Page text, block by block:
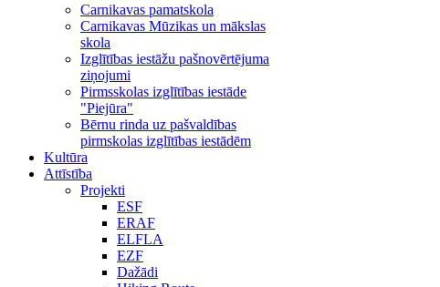
Carnikavas pamatskola
Carnikavas Mūzikas un mākslas
skola
Izglītības iestāžu pašnovērtējuma
ziņojumi
Pirmsskolas izglītības iestāde
"Piejūra"
Bērnu rinda uz pašvaldības
pirmskolas izglītības iestādēm
Kultūra
Attīstība
Projekti
ESF
ERAF
ELFLA
EZF
Dažādi